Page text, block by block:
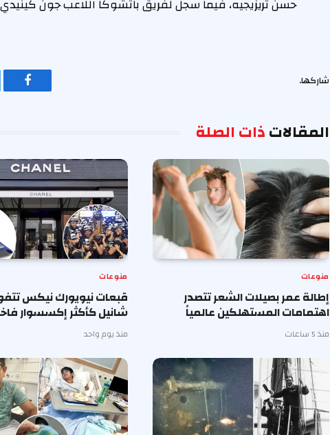
حسن تريزيجيه، فيما سجل لفريق باتشوكا اللاعب جون
شاركها.
المقالاتذات الصلة
منوعات
إطالة عمر بصيلات الشعر تتصدر
اهتمامات المستهلكين عالمياً
منذ 5 ساعات
منوعات
قبعات نيويورك نيكس
شانيل كأكثر إكسسوار
منذ يوم واحد